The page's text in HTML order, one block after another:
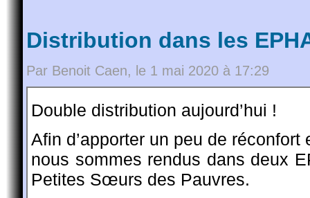
Distribution dans les
Par Benoit Caen, le 1 mai 2020 à 17:29
Double distribution aujourd’hui !
Afin d’apporter un peu de
nous sommes rendus dans deux
Petites Sœurs des Pauvres.